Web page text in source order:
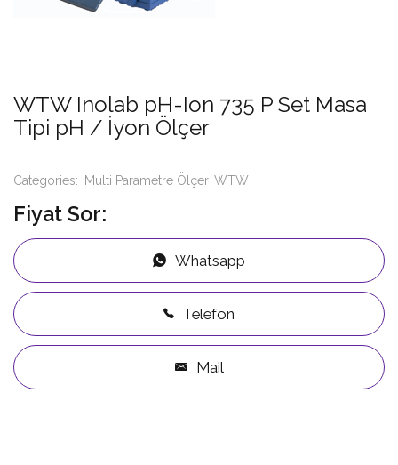
WTW Inolab pH-Ion 735 P Set Masa
Tipi pH / İyon Ölçer
Categories: Multi Parametre Ölçer WTW
Fiyat Sor:
Whatsapp
Telefon
Mail